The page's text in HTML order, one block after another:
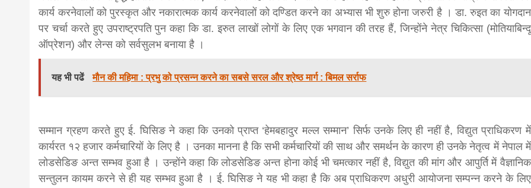
कार्य करनेवालों को पुरस्कृत और नकारात्मक कार्य करनेवालों को दण्डित करने का अभ्यास भी शुरु होना जरुरी है । डा. रुइत का योगदान
पर चर्चा करते हुए उपराष्ट्रपति पुन कहा कि डा. इरुत लाखों लोगों के लिए एक भगवान की तरह हैं, जिन्होंने नेत्र चिकित्सा (मोतियाबिन्दू
ऑप्रेशन) और लेन्स को सर्वसुलभ बनाया है ।
यह भी पढें मौन की महिमा : प्रभु को प्रसन्न करने का सबसे सरल और श्रेष्ठ मार्ग : बिमल सर्राफ
सम्मान ग्रहण करते हुए ई. घिसिङ ने कहा कि उनको प्राप्त ‘हेमबहादुर मल्ल सम्मान’ सिर्फ उनके लिए ही नहीं है, विद्युत प्राधिकरण में
कार्यरत १२ हजार कर्मचारियों के लिए है । उनका मानना है कि सभी कर्मचारियों की साथ और समर्थन के कारण ही उनके नेतृत्व में नेपाल में
लोडसेडिङ अन्त सम्भव हुआ है । उन्होंने कहा कि लोडसेडिङ अन्त होना कोई भी चमत्कार नहीं है, विद्युत की मांग और आपुर्ति में वैज्ञानिक
सन्तुलन कायम करने से ही यह सम्भव हुआ है । ई. घिसिङ ने यह भी कहा है कि अब प्राधिकरण अधुरी आयोजना सम्पन्न करने के लिए